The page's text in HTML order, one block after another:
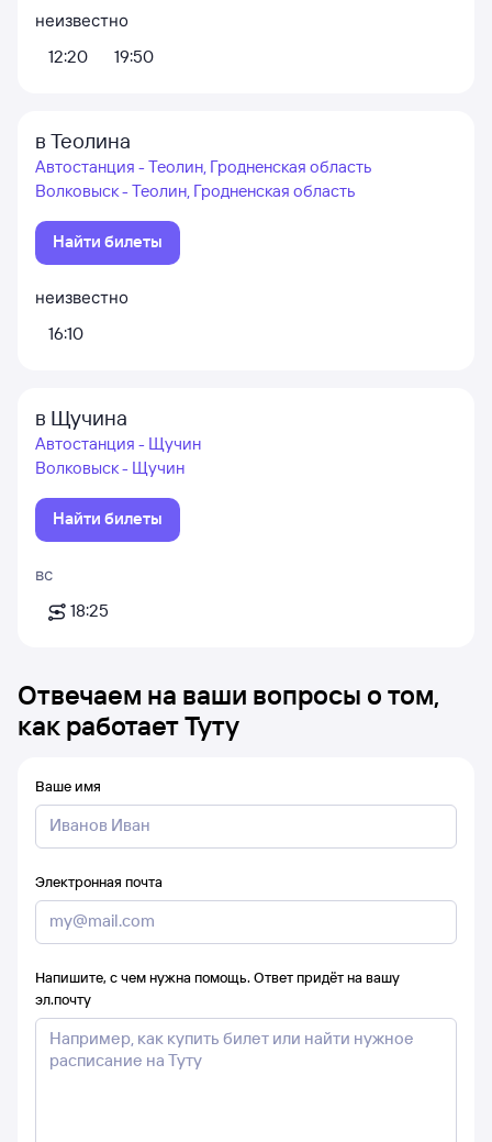
неизвестно
12:20
19:50
в Теолина
Автостанция - Теолин, Гродненская область
Волковыск - Теолин, Гродненская область
Найти билеты
неизвестно
16:10
в Щучина
Автостанция - Щучин
Волковыск - Щучин
Найти билеты
вс
18:25
Отвечаем на ваши вопросы о том,
как работает Туту
Ваше имя
Электронная почта
Напишите, с чем нужна помощь. Ответ придёт на вашу
эл.почту